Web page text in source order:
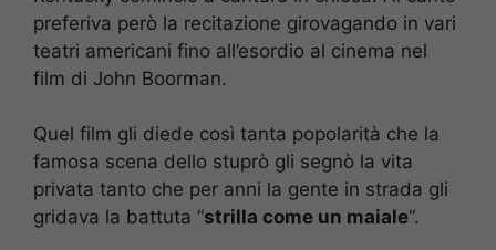
preferiva però la recitazione girovagando in vari
teatri americani fino all’esordio al cinema nel
film di John Boorman.
Quel film gli diede così tanta popolarità che la
famosa scena dello stuprò gli segnò la vita
privata tanto che per anni la gente in strada gli
gridava la battuta “strilla come un maiale“.